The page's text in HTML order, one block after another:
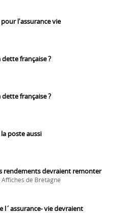
l'assurance vie
française ?
française ?
poste aussi
rendements devraient remonter
Affiches de Bretagne
l´assurance- vie devraient